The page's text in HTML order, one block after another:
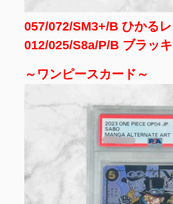
057/072/SM3+/B ひかる
012/025/S8a/P/B ブラッ
～ワンピースカード～